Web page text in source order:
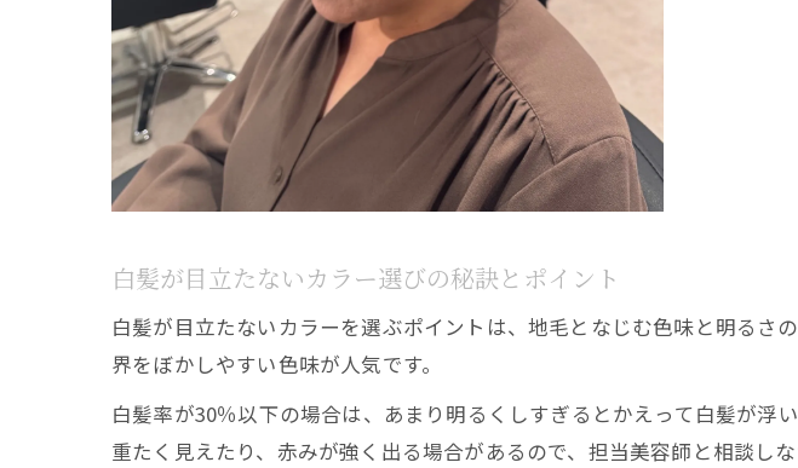
白髪を活かしたナ
白髪が出始めた方へ人
白髪ぼかしにおす
白髪ぼかしで品よ
30代40代に合う白
伸びても安心な白髪ぼ
白髪ぼかしは伸び
白髪が目立たないカラー選びの秘訣とポイント
白髪が目立たないカラーを選ぶポイントは、地毛となじむ色味と明るさ
界をぼかしやすい色味が人気です。
白髪率が30％以下の場合は、あまり明るくしすぎるとかえって白髪が浮
重たく見えたり、赤みが強く出る場合があるので、担当美容師と相談し